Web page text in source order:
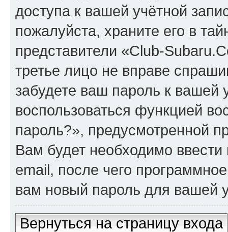
доступа к вашей учётной
пожалуйста, храните его в
представители «Club-
третье лицо не вправе
забудете ваш пароль к вашей
воспользоваться функцией
пароль?», предусмотренной
Вам будет необходимо
email, после чего
вам новый пароль для вашей
Вернуться на страницу входа